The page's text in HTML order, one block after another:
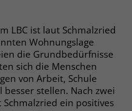
LBC ist laut Schmalzried
Wohnungslage
die Grundbedürfnisse
sich die Menschen
von Arbeit, Schule
besser stellen. Nach zwei
Schmalzried ein positives